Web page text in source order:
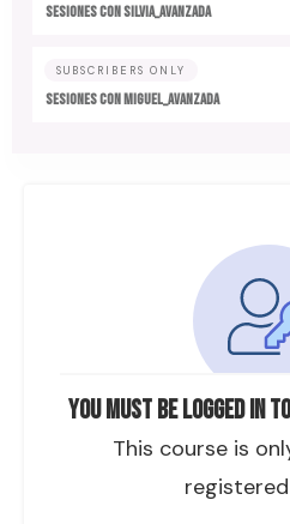
You must be logged in
This course is
SESIONES CON SILVIA_AVANZADA
SUBSCRIBERS ONLY
SESIONES CON MIGUEL_AVANZADA